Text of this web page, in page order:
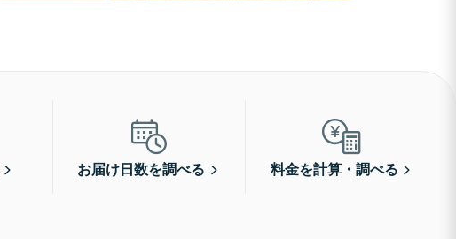
お届け日数を調べる 料金を計算・調べる